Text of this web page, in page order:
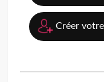
Créer